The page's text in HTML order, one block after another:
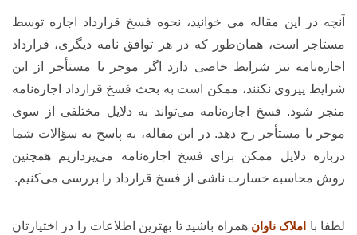
آنچه در این مقاله می خوانید، نحوه فسخ قرارداد اجاره توسط
مستاجر است، همان‌طور که در هر توافق نامه دیگری، قرارداد
اجاره‌نامه نیز شرایط خاصی دارد اگر موجر یا مستأجر از این
شرایط پیروی نکنند، ممکن است به بحث فسخ قرارداد اجاره‌نامه
منجر شود. فسخ اجاره‌نامه می‌تواند به دلایل مختلفی از سوی
موجر یا مستأجر رخ دهد. در این مقاله، به پاسخ به سؤالات شما
درباره دلایل ممکن برای فسخ اجاره‌نامه می‌پردازیم همچنین
روش محاسبه خسارت ناشی از فسخ قرارداد را بررسی می‌کنیم.
لطفا با املاک ناوان همراه باشید تا بهترین اطلاعات را در اختیارتان